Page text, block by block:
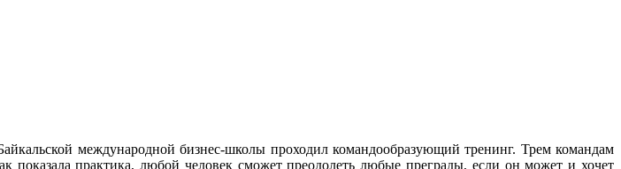
международной бизнес-школы проходил командообразующий тренинг. Трем командам
практика, любой человек сможет преодолеть любые преграды, если он может и хочет